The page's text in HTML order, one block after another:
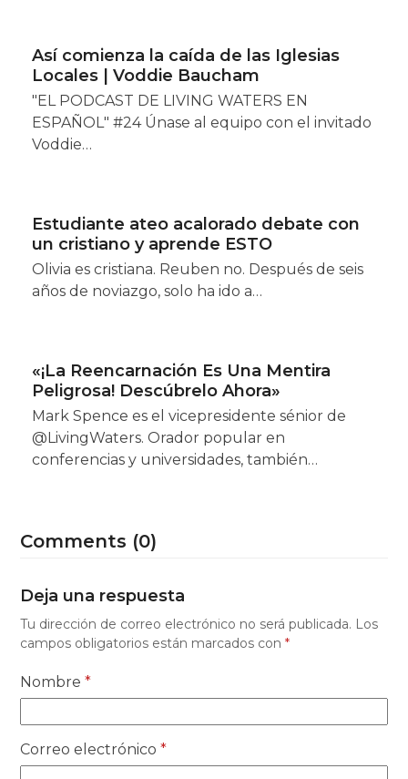
Así comienza la caída de las Iglesias
Locales | Voddie Baucham
"EL PODCAST DE LIVING WATERS EN
ESPAÑOL" #24 Únase al equipo con el invitado
Voddie…
Estudiante ateo acalorado debate con
un cristiano y aprende ESTO
Olivia es cristiana. Reuben no. Después de seis
años de noviazgo, solo ha ido a…
«¡La Reencarnación Es Una Mentira
Peligrosa! Descúbrelo Ahora»
Mark Spence es el vicepresidente sénior de
@LivingWaters. Orador popular en
conferencias y universidades, también…
Comments (0)
Deja una respuesta
Tu dirección de correo electrónico no será publicada. Los
campos obligatorios están marcados con*
Nombre*
Correo electrónico*